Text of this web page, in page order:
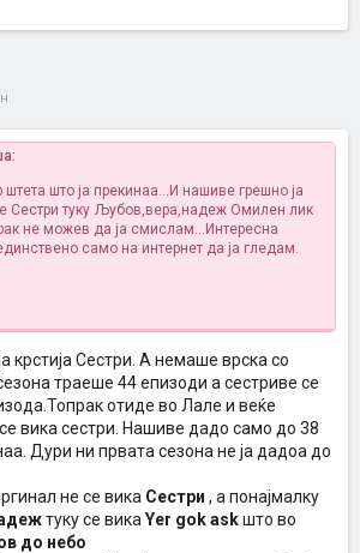
штета што ја прекинаа...И нашиве грешно ја
Сестри туку Љубов,вера,надеж Омилен лик
не можев да ја смислам...Интересна
само на интернет да ја гледам.
крстија Сестри. А немаше врска со
траеше 44 епизоди а сестриве се
отиде во Лале и веќе
вика сестри. Нашиве дадо само до 38
Дури ни првата сезона не ја дадоа до
не се вика Сестри , а понајмалку
туку се вика Yer gok askшто во
до небо